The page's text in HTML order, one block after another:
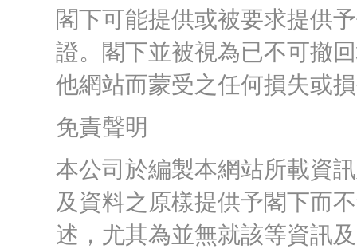
閣下可能提供或被要求提供
證。閣下並被視為已不可撤
他網站而蒙受之任何損失或
免責聲明
本公司於編製本網站所載資
及資料之原樣提供予閣下而
述，尤其為並無就該等資訊